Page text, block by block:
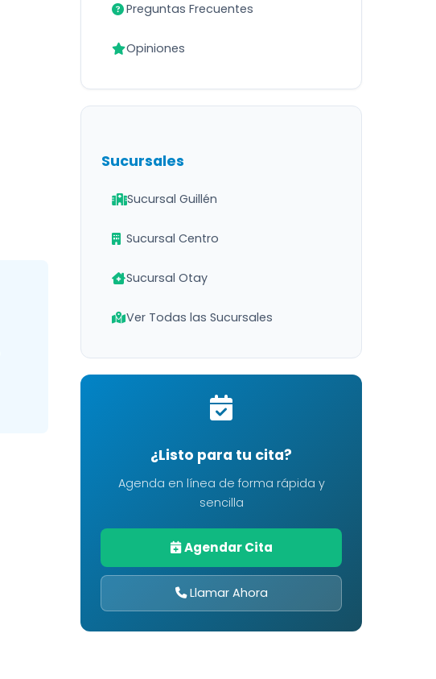
Preguntas Frecuentes
Opiniones
Sucursales
Sucursal Guillén
Sucursal Centro
Sucursal Otay
Ver Todas las Sucursales
¿Listo para tu cita?
Agenda en línea de forma rápida y
sencilla
Agendar Cita
Llamar Ahora